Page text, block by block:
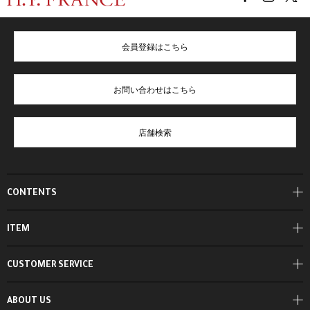
CONTENTS
ITEM
ABOUT US
会員登録はこちら
お問い合わせはこちら
店舗検索
CUSTOMER SERVICE